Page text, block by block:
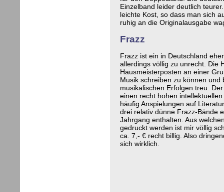
Einzelband leider deutlich
leichte Kost, so dass man sich
ruhig an die Originalausgabe
Frazz
Frazz ist ein in Deutschland
allerdings völlig zu unrecht. Die
Hausmeisterposten an einer
Musik schreiben zu können
musikalischen Erfolgen treu.
einen recht hohen
häufig Anspielungen auf
drei relativ dünne Frazz-Bände
Jahrgang enthalten. Aus
gedruckt werden ist mir völlig
ca. 7,- € recht billig. Also
sich wirklich.